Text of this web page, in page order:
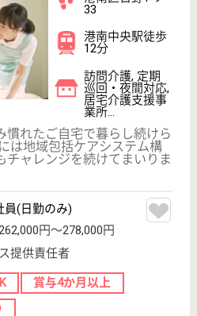
分
訪問介護, 定期
巡回・夜間対応,
居宅介護支援事
業所...
暮らし続けら
システム構
続けてまいりま
円
以上
問合せ
アセンター